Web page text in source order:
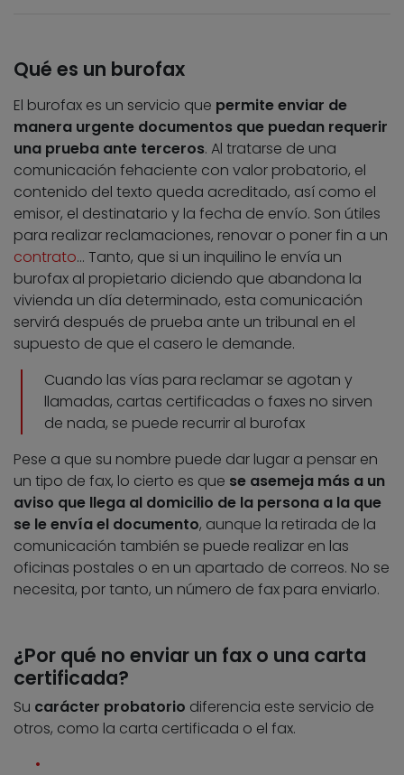
Qué es un burofax
El burofax es un servicio que permite enviar de
manera urgente documentos que puedan requerir
una prueba ante terceros. Al tratarse de una
comunicación fehaciente con valor probatorio, el
contenido del texto queda acreditado, así como el
emisor, el destinatario y la fecha de envío. Son útiles
para realizar reclamaciones, renovar o poner fin a un
contrato… Tanto, que si un inquilino le envía un
burofax al propietario diciendo que abandona la
vivienda un día determinado, esta comunicación
servirá después de prueba ante un tribunal en el
supuesto de que el casero le demande.
Cuando las vías para reclamar se agotan y
llamadas, cartas certificadas o faxes no sirven
de nada, se puede recurrir al burofax
Pese a que su nombre puede dar lugar a pensar en
un tipo de fax, lo cierto es que se asemeja más a un
aviso que llega al domicilio de la persona a la que
se le envía el documento, aunque la retirada de la
comunicación también se puede realizar en las
oficinas postales o en un apartado de correos. No se
necesita, por tanto, un número de fax para enviarlo.
¿Por qué no enviar un fax o una carta
certificada?
Su carácter probatorio diferencia este servicio de
otros, como la carta certificada o el fax.